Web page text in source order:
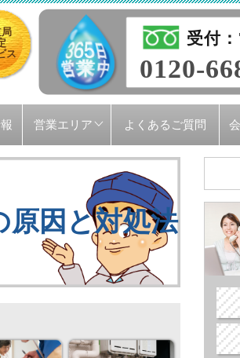
ス 0120-
受付
営業エリア よくあるご質問
原因と対処法を